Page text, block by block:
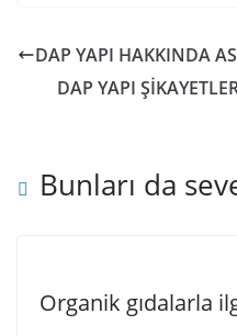
DAP YAPI HAKKINDA
DAP YAPI
Bunları da
Organik gıdalarla